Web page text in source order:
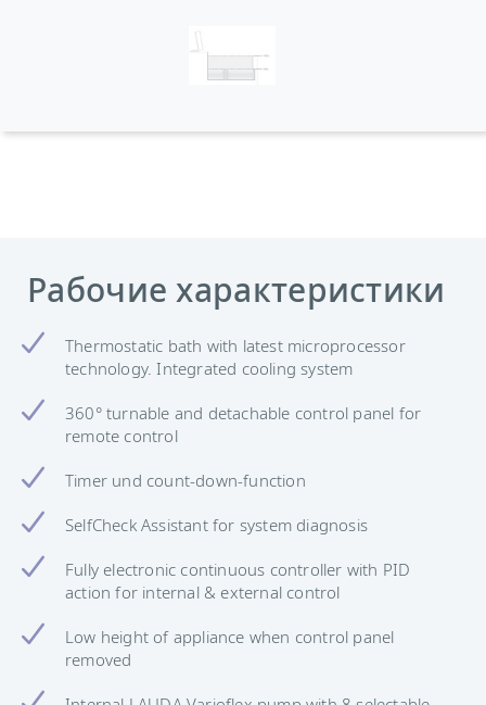
Рабочие характеристики
Thermostatic bath with latest microprocessor
technology. Integrated cooling system
360° turnable and detachable control panel for
remote control
Timer und count-down-function
SelfCheck Assistant for system diagnosis
Fully electronic continuous controller with PID
action for internal & external control
Low height of appliance when control panel
removed